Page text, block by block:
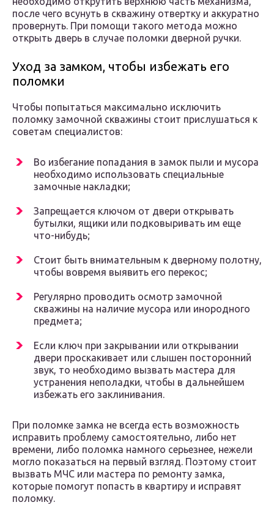
после чего всунуть в скважину отвертку и аккуратно
провернуть. При помощи такого метода можно
открыть дверь в случае поломки дверной ручки.
Уход за замком, чтобы избежать его
поломки
Чтобы попытаться максимально исключить
поломку замочной скважины стоит прислушаться к
советам специалистов:
Во избегание попадания в замок пыли и мусора
необходимо использовать специальные
замочные накладки;
Запрещается ключом от двери открывать
бутылки, ящики или подковыривать им еще
что-нибудь;
Стоит быть внимательным к дверному полотну,
чтобы вовремя выявить его перекос;
Регулярно проводить осмотр замочной
скважины на наличие мусора или инородного
предмета;
Если ключ при закрывании или открывании
двери проскакивает или слышен посторонний
звук, то необходимо вызвать мастера для
устранения неполадки, чтобы в дальнейшем
избежать его заклинивания.
При поломке замка не всегда есть возможность
исправить проблему самостоятельно, либо нет
времени, либо поломка намного серьезнее, нежели
могло показаться на первый взгляд. Поэтому стоит
вызвать МЧС или мастера по ремонту замка,
которые помогут попасть в квартиру и исправят
поломку.